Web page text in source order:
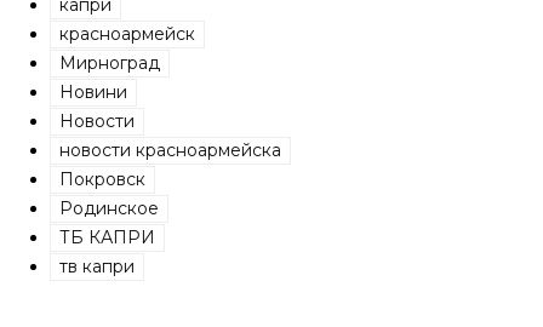
капри
красноармейск
Мирноград
Новини
Новости
новости красноармейска
Покровск
Родинское
ТБ КАПРИ
тв капри